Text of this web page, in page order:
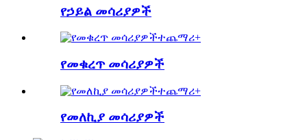
የኃይል መሳሪያዎች
ተጨማሪ+
የመቁረጥ መሳሪያዎች
ተጨማሪ+
የመለኪያ መሳሪያዎች